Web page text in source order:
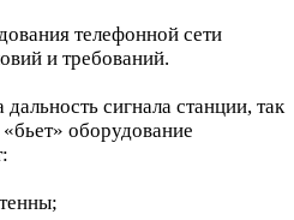
телефонной сети
и требований.
сигнала станции, так
оборудование